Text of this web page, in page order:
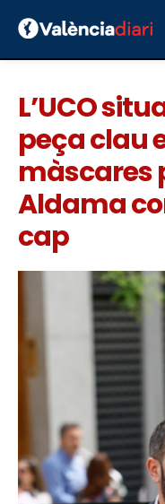
L’UCO
peça clau
màscares
Aldama
cap